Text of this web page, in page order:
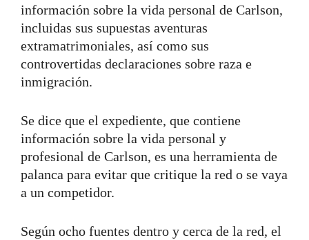
información sobre la vida personal de Carlson,
incluidas sus supuestas aventuras
extramatrimoniales, así como sus
controvertidas declaraciones sobre raza e
inmigración.
Se dice que el expediente, que contiene
información sobre la vida personal y
profesional de Carlson, es una herramienta de
palanca para evitar que critique la red o se vaya
a un competidor.
Según ocho fuentes dentro y cerca de la red, el